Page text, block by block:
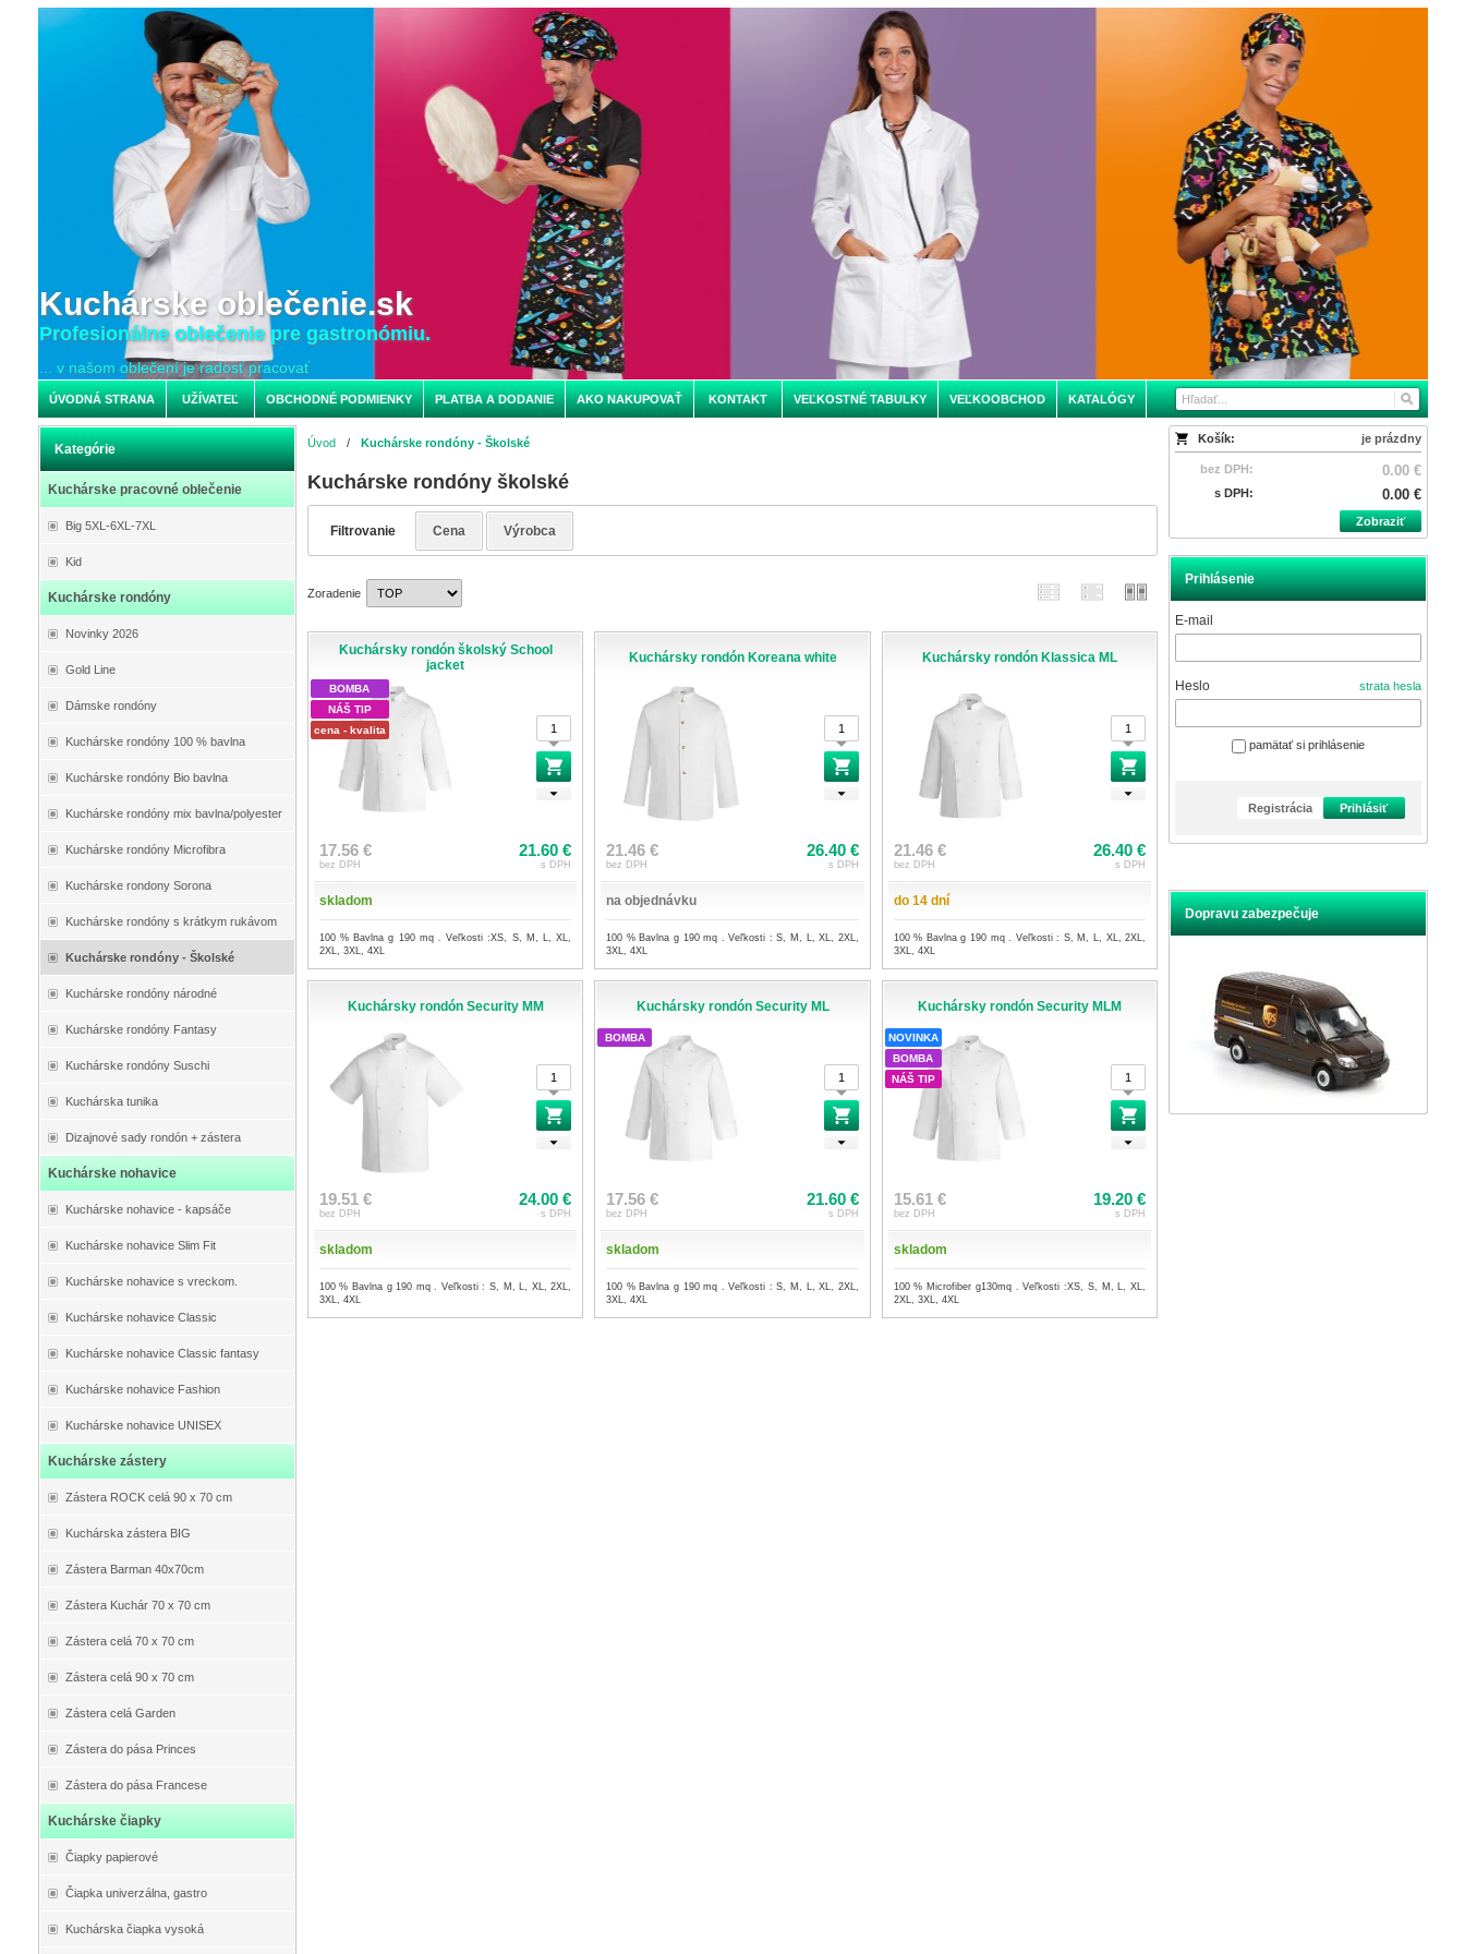
Kuchárske oblečenie.sk
Profesionálne oblečenie pre gastronómiu.
... v našom oblečení je radosť pracovať
ÚVODNÁ STRANA UŽÍVATEĽ OBCHODNÉ PODMIENKY PLATBA A DODANIE AKO NAKUPOVAŤ KONTAKT VEĽKOSTNÉ TABULKY VEĽKOOBCHOD KATALÓGY
Kategórie
Kuchárske pracovné oblečenie
Big 5XL-6XL-7XL
Kid
Kuchárske rondóny
Novinky 2026
Gold Line
Dámske rondóny
Kuchárske rondóny 100 % bavlna
Kuchárske rondóny Bio bavlna
Kuchárske rondóny mix bavlna/polyester
Kuchárske rondóny Microfibra
Kuchárske rondony Sorona
Kuchárske rondóny s krátkym rukávom
Kuchárske rondóny - Školské
Kuchárske rondóny národné
Kuchárske rondóny Fantasy
Kuchárske rondóny Suschi
Kuchárska tunika
Dizajnové sady rondón + zástera
Kuchárske nohavice
Kuchárske nohavice - kapsáče
Kuchárske nohavice Slim Fit
Kuchárske nohavice s vreckom.
Kuchárske nohavice Classic
Kuchárske nohavice Classic fantasy
Kuchárske nohavice Fashion
Kuchárske nohavice UNISEX
Kuchárske zástery
Zástera ROCK celá 90 x 70 cm
Kuchárska zástera BIG
Zástera Barman 40x70cm
Zástera Kuchár 70 x 70 cm
Zástera celá 70 x 70 cm
Zástera celá 90 x 70 cm
Zástera celá Garden
Zástera do pása Princes
Zástera do pása Francese
Kuchárske čiapky
Čiapky papierové
Čiapka univerzálna, gastro
Kuchárska čiapka vysoká
Košík: je prázdny
bez DPH: 0.00 €
s DPH: 0.00 €
Zobraziť
Prihlásenie
E-mail
Heslo strata hesla
pamätať si prihlásenie
Registrácia Prihlásiť
Dopravu zabezpečuje
Úvod / Kuchárske rondóny - Školské
Kuchárske rondóny školské
Filtrovanie Cena Výrobca
Zoradenie
Kuchársky rondón školský School
jacket
BOMBA
NÁŠ TIP
cena - kvalita
17.56 €
bez DPH
21.60 €
s DPH
skladom
100 % Bavlna g 190 mq . Veľkosti :XS, S, M, L, XL,
2XL, 3XL, 4XL
Kuchársky rondón Koreana white
21.46 €
bez DPH
26.40 €
s DPH
na objednávku
100 % Bavlna g 190 mq . Veľkosti : S, M, L, XL, 2XL,
3XL, 4XL
Kuchársky rondón Klassica ML
21.46 €
bez DPH
26.40 €
s DPH
do 14 dní
100 % Bavlna g 190 mq . Veľkosti : S, M, L, XL, 2XL,
3XL, 4XL
Kuchársky rondón Security MM
19.51 €
bez DPH
24.00 €
s DPH
skladom
100 % Bavlna g 190 mq . Veľkosti : S, M, L, XL, 2XL,
3XL, 4XL
Kuchársky rondón Security ML
BOMBA
17.56 €
bez DPH
21.60 €
s DPH
skladom
100 % Bavlna g 190 mq . Veľkosti : S, M, L, XL, 2XL,
3XL, 4XL
Kuchársky rondón Security MLM
NOVINKA
BOMBA
NÁŠ TIP
15.61 €
bez DPH
19.20 €
s DPH
skladom
100 % Microfiber g130mq . Veľkosti :XS, S, M, L, XL,
2XL, 3XL, 4XL